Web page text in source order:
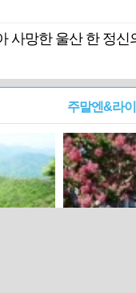
사망한 울산 한 정신
주말엔&라